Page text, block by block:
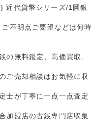
近代貨幣シリーズ/1圓銀
不明点ご要望などは何時
の無料鑑定、高価買取、
ご売却相談はお気軽に収
士が丁寧に一点一点査定
加盟店の古銭専門店収集